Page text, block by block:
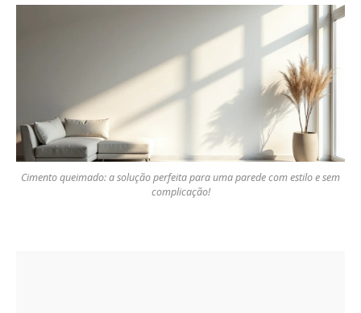
Cimento queimado: a solução perfeita para uma parede com estilo e sem
complicação!